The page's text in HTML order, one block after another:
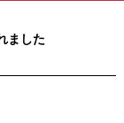
ました